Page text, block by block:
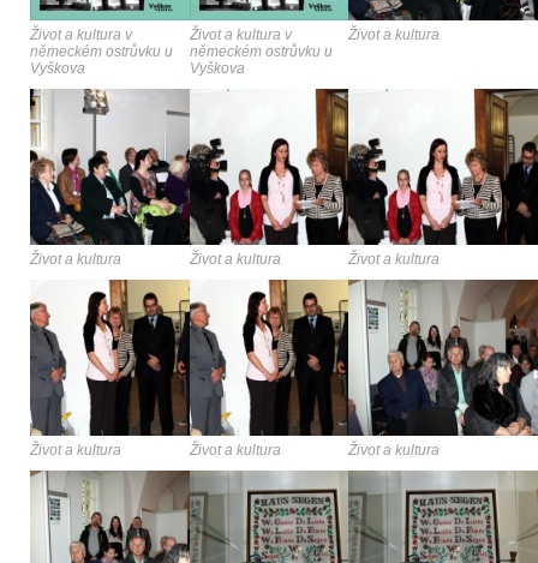
Život a kultura v
německém ostrůvku u
Vyškova
Život a kultura v
německém ostrůvku u
Vyškova
Život a kultura
Život a kultura Život a kultura Život a kultura
Život a kultura Život a kultura Život a kultura